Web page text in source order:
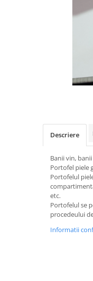
Descriere
Banii vin,
Portofel piele
Portofelul
etc.
Portofelul se
procedeului
Informatii